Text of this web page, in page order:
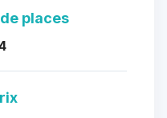
places